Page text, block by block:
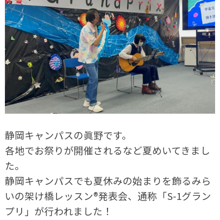
静岡キャンパスの眞野です。
各地でお祭りが開催されるなど夏めいてきまし
た。
静岡キャンパスでも夏休みの始まりを飾るみら
いの架け橋レッスン®発表会、通称「S-1グラン
プリ」が行われました！